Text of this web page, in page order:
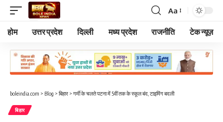
Font
Resizer
Aa
होम उत्तर प्रदेश दिल्ली मध्य प्रदेश राजनीति टेक न्यूज़
boleindia.com > Blog > बिहार > गर्मी के चलते पटना में 5वीं तक के स्कूल बंद, टाइमिंग बदली
बिहार